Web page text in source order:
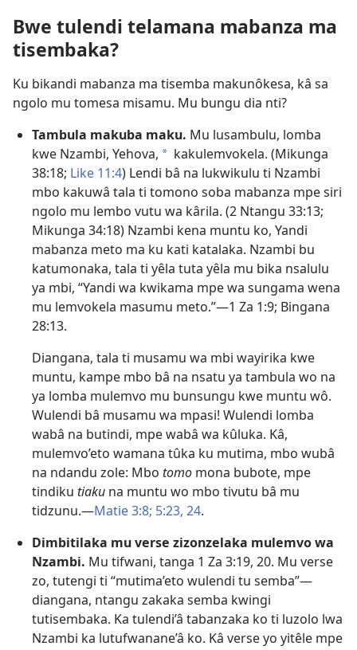
Bwe tulendi telamana mabanza ma
tisembaka?
Ku bikandi mabanza ma tisemba makunôkesa, kâ sa
ngolo mu tomesa misamu. Mu bungu dia nti?
Tambula makuba maku. Mu lusambulu, lomba
kwe Nzambi, Yehova, a kakulemvokela. (Mikunga
38:18; Like 11:4) Lendi bâ na lukwikulu ti Nzambi
mbo kakuwâ tala ti tomono soba mabanza mpe siri
ngolo mu lembo vutu wa kârila. (2 Ntangu 33:13;
Mikunga 34:18) Nzambi kena muntu ko, Yandi
mabanza meto ma ku kati katalaka. Nzambi bu
katumonaka, tala ti yêla tuta yêla mu bika nsalulu
ya mbi, “Yandi wa kwikama mpe wa sungama wena
mu lemvokela masumu meto.”​—1 Za 1:9; Bingana
28:13.
Diangana, tala ti musamu wa mbi wayirika kwe
muntu, kampe mbo bâ na nsatu ya tambula wo na
ya lomba mulemvo mu bunsungu kwe muntu wô.
Wulendi bâ musamu wa mpasi! Wulendi lomba
wabâ na butindi, mpe wabâ wa kûluka. Kâ,
mulemvo’eto wamana tûka ku mutima, mbo wubâ
na ndandu zole: Mbo tomo mona bubote, mpe
tindiku tiaku na muntu wo mbo tivutu bâ mu
tidzunu.​—Matie 3:8; 5:23, 24.
Dimbitilaka mu verse zizonzelaka mulemvo wa
Nzambi. Mu tifwani, tanga 1 Za 3:19, 20. Mu verse
zo, tutengi ti “mutima’eto wulendi tu semba”​—
diangana, ntangu zakaka semba kwingi
tutisembaka. Ka tulendi’â tabanzaka ko ti luzolo lwa
Nzambi ka lutufwanane’â ko. Kâ verse yo yitêle mpe